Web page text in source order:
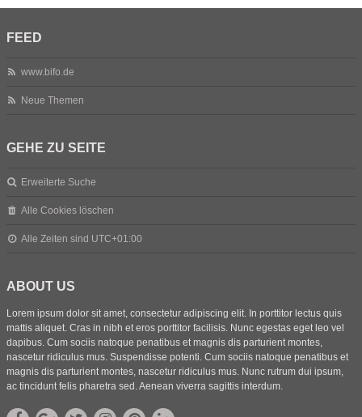
FEED
www.bifo.de
Neue Themen
GEHE ZU SEITE
Erweiterte Suche
Alle Cookies löschen
Alle Zeiten sind UTC+01:00
ABOUT US
Lorem ipsum dolor sit amet, consectetur adipiscing elit. In porttitor lectus quis
mattis aliquet. Cras in nibh et eros porttitor facilisis. Nunc egestas eget leo vel
dapibus. Cum sociis natoque penatibus et magnis dis parturient montes,
nascetur ridiculus mus. Suspendisse potenti. Cum sociis natoque penatibus et
magnis dis parturient montes, nascetur ridiculus mus. Nunc rutrum dui ipsum,
ac tincidunt felis pharetra sed. Aenean viverra sagittis interdum.